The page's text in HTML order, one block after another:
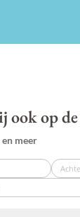
ook op
meer